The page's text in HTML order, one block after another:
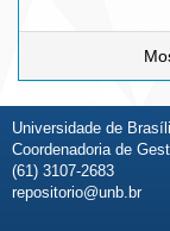
Universidade de
Coordenadoria de
(61) 3107-2683
repositorio@unb.br